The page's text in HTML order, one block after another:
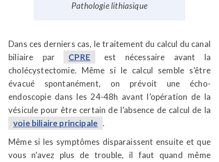
Pathologie lithiasique
Dans ces derniers cas, le traitement du calcul du canal
biliaire par
CPRE
est nécessaire avant la
cholécystectomie. Même si le calcul semble s’être
évacué spontanément, on prévoit une écho-
endoscopie dans les 24-48h avant l’opération de la
vésicule pour être certain de l’absence de calcul de la
voie biliaire principale .
Même si les symptômes disparaissent ensuite et que
vous n’avez plus de trouble, il faut quand même